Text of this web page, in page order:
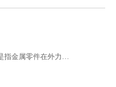
指金属零件在外力…